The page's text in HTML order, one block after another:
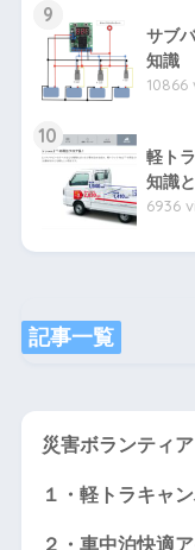
9
サブ
知識
10866
10
軽ト
知識
6936
記事一覧
災害ボランティア
１・軽トラキャ
２・車中泊快適